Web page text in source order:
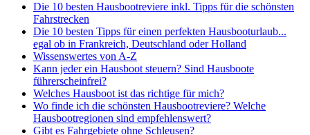
Die 10 besten Hausbootreviere inkl. Tipps für die schönsten
Fahrstrecken
Die 10 besten Tipps für einen perfekten Hausbooturlaub...
egal ob in Frankreich, Deutschland oder Holland
Wissenswertes von A-Z
Kann jeder ein Hausboot steuern? Sind Hausboote
führerscheinfrei?
Welches Hausboot ist das richtige für mich?
Wo finde ich die schönsten Hausbootreviere? Welche
Hausbootregionen sind empfehlenswert?
Gibt es Fahrgebiete ohne Schleusen?